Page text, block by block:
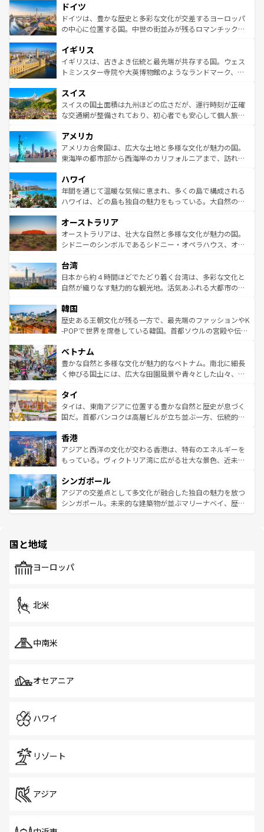
の城塞都市、穏やかなビーチリゾートまで多彩な表情を見
せる。地方によって風土や気候が異なるスペインはその個
性で訪れる人を魅了する。 なお、新着のスペイン情報はコ
で、幅広い魅力が詰まっている。華麗な宮殿、歴史的な大
聖堂、美しいビーチ、そして豊かな自然が、訪れる者を心
から魅了する。また、フランスは美食の国としても知ら
いる。シャンパンの発祥地であるランス、プロヴァンスの
香り高いラベンダー畑など、多彩な楽しみ方が可能だ。さ
らに、パリ以外の地域にも魅力が溢れており、どの街角に
れる地方に足を運ぶとそれぞれで全く異なる文化を体験で
きるだろう。 なお、新着のフランス情報はコンテンツ一覧
を参照してほしい。
ドイツ
ドイツは、豊かな歴史と多彩な文化が交差するヨーロッパ
の中心に位置する国。中世の街並みが残るロマンチック街
顔を持つこの国は、どこを歩いても飽きることがない。ベ
ルリンの文化的活気、バイエルン州のアルプスの絶景、そ
してライン川沿いのワイン畑といった風景は必見。ビール
は、お酒好きな人にはぜひ体験してほしい。 なお、新着の
ドイツ情報はコンテンツ一覧を参照してほしい。
イギリス
イギリスは、古きよき伝統と最先端が共存する国。ウェス
トミンスター寺院や大英博物館のようなランドマーク、歴
リアごとに異なる魅力がある。また、優雅なアフタヌーン
ティー、ビール好きにはたまらない英国パブ、サッカー観
戦など、本場だからこそできる体験も豊富。イギリスを旅
ンツ一覧を参照してほしい。
スイス
スイスの国土面積は九州ほどの広さだが、運行時刻が正確
な交通網が整備されており、初心者でも安心して個人旅行
の建物がそのまま残る町や、スイスならではのユニークな
博物館もあり、アルプス観光だけでなく町歩きも満喫する
ことができる。国民の所得が高いため物価も高いが、旅行
ば市内交通費無料で観光を楽しむこともできる。 なお、新
着のスイス情報はコンテンツ一覧 を参照してほしい。
アメリカ
アメリカ合衆国は、広大な土地と多様な文化が魅力の国。
東海岸の都市部から西海岸のカリフォルニアまで、訪れる
のような巨大都市は、観光、ショッピング、エンターテイ
ンメントが詰まった刺激的なスポットだ。一方、アメリカ
西部には大自然が広がり、グランドキャニオンやイエロー
部のニューオーリンズでは、音楽と美食が融合した独特の
文化が魅力。旅行者はアメリカの各地域で異なる魅力を楽
しみながら、その多様性と豊かな歴史を感じることができ
ならではの贅沢な旅のスタイルだ。 なお、新着のアメリカ
情報はコンテンツ一覧を参照してほしい。
ハワイ
年間を通じて温暖な気候に恵まれ、多くの島で構成される
ハワイは、どの島も独自の魅力をもっている。大自然の神
ワイ島は見逃せない。また、定番の観光地といえばオアフ
島だが、静かな自然を求めるならマウイ島やカウアイ島が
おすすめ。エメラルドグリーンに輝く海をはじめ、豊かな
れるおもてなしの心で訪れる人々を迎えてくれるハワイの
人々、おいしいローカルフードやハワイアンミュージッ
ク、伝統的なフラダンスなど、すべてがハワイの魅力を彩
ワイを、存分に味わってほしい。 なお、新着のハワイ情報
はコンテンツ一覧を参照してほしい。
オーストラリア
オーストラリアは、壮大な自然と多様な文化が魅力の国。
シドニーのシンボルであるシドニー・オペラハウス、オー
リアリーフや大陸中央部にそびえるウルル（エアーズロッ
ク）、タスマニアの美しい原生林やケアンズの熱帯雨林な
ど、見どころがたくさん。また、カフェやワイン、オージ
いる。アクティビティも充実しており、サーフィンやダイ
ビング、ハイキングなど、アウトドア好きにはたまらな
い。オーストラリアの多彩な魅力を存分に味わいつくそ
参照してほしい。
台湾
日本から約４時間ほどでたどり着く台湾は、多彩な文化と
自然が織りなす魅力的な観光地。活気あふれる大都市の台
ン）、静ひつな山岳地帯である台湾東部など、都市の喧騒
と山間の静けさが共存しており、訪れる人に新しい発見と
驚きをもたらしてくれる。また、奥深い台湾の食文化も魅
容にもいいと評判のスイーツなど、バラエティ豊かな料理
が味わえる。 なお、新着の台湾情報は コンテンツ一覧を参
照してほしい。
韓国
歴史ある王朝文化が残る一方で、最先端のファッションやK
-POPで世界を席巻している韓国。首都ソウルの宮殿や伝統
き、地方に足を延ばせば四季折々の自然美を楽しむことが
できる。そして、キムチや焼肉、絶品のストリートフード
まで、さまざまな韓国料理が待っている。夜には、韓国な
リティに包まれながら、韓国の多彩な魅力を心ゆくまで味
わってみてほしい。 なお、新着の韓国情報はコンテンツ一
覧を参照してほしい。
ベトナム
豊かな自然と多様な文化が魅力的なベトナム。南北に細長
く伸びる国土には、広大な田園風景や青々とした山々、世
急速な発展と共に伝統が息づく。ハノイの古い町並みやホ
ーチミン市のフランス統治時代の建物も、独特の雰囲気を
醸し出している。また、バラエティの豊かさとおいしさで
とつ。フォーやバインミー、ベトナムコーヒーなどは、ぜ
ひ現地で味わいたい。どの地域を訪れてもあたたかい人々
が旅行者を迎えてくれるので、きっと忘れられない旅にな
参照してほしい。
タイ
タイは、東南アジアに位置する豊かな自然と歴史が息づく
国だ。首都バンコクは高層ビルが立ち並ぶ一方、伝統的な
の活気が交差している。北部ではチェンマイなどの山岳地
帯で自然と触れ合い、南部ではプーケットやクラビの美し
いビーチでリゾート気分を楽しむことができる。タイ料理
激する。気候は一年中温暖で、どの季節にも異なる楽しみ
が待っている。親しみやすいタイの人々、仏教を中心とし
た文化、そして多様な観光資源が、訪れる旅人を魅了し続
香港
アジアと西洋の文化が交わる香港は、特有のエネルギーを
もっている。ヴィクトリア湾に広がる壮大な景色、近未来
み、どこを訪れても感動するはず。観光スポットが密集し
ており、効率よく見どころを回れるのも魅力。息をのむよ
うな絶景から文化的な体験まで、香港を存分に楽しみ尽く
シンガポール
アジアの交差点として多文化が融合した独自の魅力を放つ
シンガポール。未来的な建築物が並ぶマリーナベイ、歴史
で、ホーカーズは地元の風情を楽しめる外せないスポット
国と地域
ヨーロッパ
北米
中南米
オセアニア
ハワイ
リゾート
アジア